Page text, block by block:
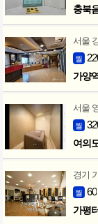
충북
서울
월
가양
서울
월
여의
경기
월 60
가평